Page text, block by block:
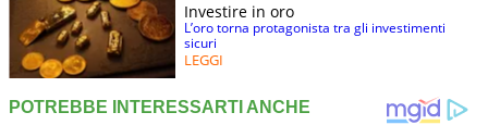
Investire in oro
L’oro torna protagonista tra gli investimenti
sicuri
LEGGI